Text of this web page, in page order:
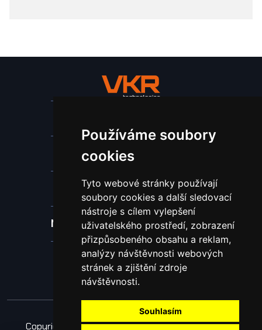
Používáme soubory
cookies
Tyto webové stránky používají
soubory cookies a další sledovací
nástroje s cílem vylepšení
uživatelského prostředí, zobrazení
přizpůsobeného obsahu a reklam,
analýzy návštěvnosti webových
stránek a zjištění zdroje
návštěvnosti.
Souhlasím
Nástroje pro ohraňovací lisy
Spotřební materiál a nástroje
Náhradní díly pro vodní paprsek
Laserové svařování
Copyright © 2026 Všechna práva vyhrazena